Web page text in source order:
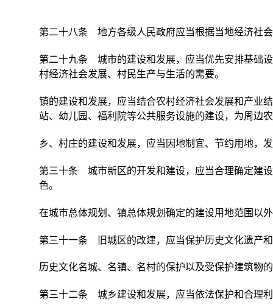
第二十八条 地方各级人民政府应当根据当地经济社
第二十九条 城市的建设和发展，应当优先安排基础
村经济社会发展、村民生产与生活的需要。
镇的建设和发展，应当结合农村经济社会发展和产业
站、幼儿园、福利院等公共服务设施的建设，为周边
乡、村庄的建设和发展，应当因地制宜、节约用地，
第三十条 城市新区的开发和建设，应当合理确定建
色。
在城市总体规划、镇总体规划确定的建设用地范围以
第三十一条 旧城区的改建，应当保护历史文化遗产
历史文化名城、名镇、名村的保护以及受保护建筑物
第三十二条 城乡建设和发展，应当依法保护和合理